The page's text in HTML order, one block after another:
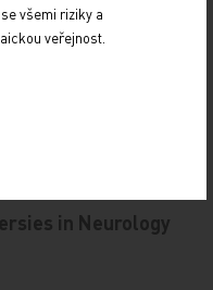
in Neurology
všemi riziky a
veřejnost.